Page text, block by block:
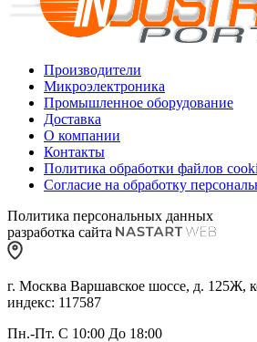
Производители
Микроэлектроника
Промышленное оборудование
Доставка
О компании
Контакты
Политика обработки файлов
Согласие на обработку
Политика персональных данных
разработка сайта
г. Москва Варшавское шоссе, д. 125Ж,
индекс: 117587
Пн.-Пт. С 10:00 До 18:00